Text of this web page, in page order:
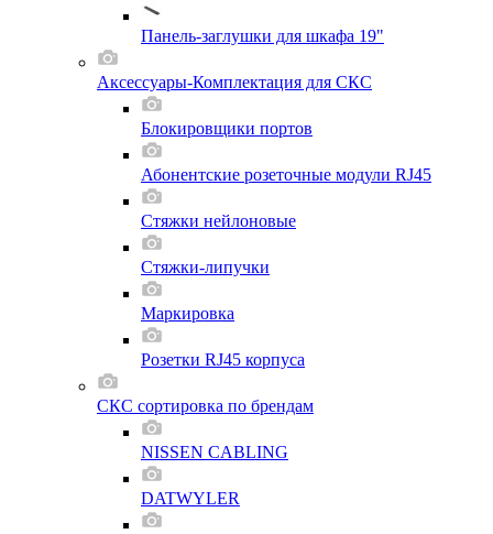
Панель-заглушки для шкафа 19"
Аксессуары-Комплектация для СКС
Блокировщики портов
Абонентские розеточные модули RJ45
Стяжки нейлоновые
Стяжки-липучки
Маркировка
Розетки RJ45 корпуса
СКС сортировка по брендам
NISSEN CABLING
DATWYLER